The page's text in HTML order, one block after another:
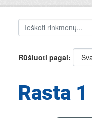
Rūšiuoti pagal
Rasta